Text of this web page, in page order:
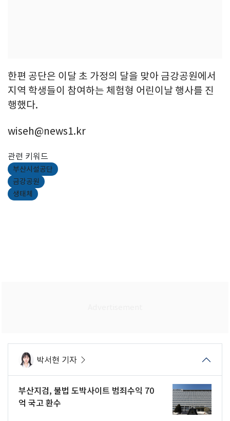
한편 공단은 이달 초 가정의 달을 맞아 금강공원에서
지역 학생들이 참여하는 체험형 어린이날 행사를 진
행했다.
wiseh@news1.kr
관련 키워드
부산시설공단
금강공원
생태체
박서현 기자
부산지검, 불법 도박사이트 범죄수익 70
억 국고 환수